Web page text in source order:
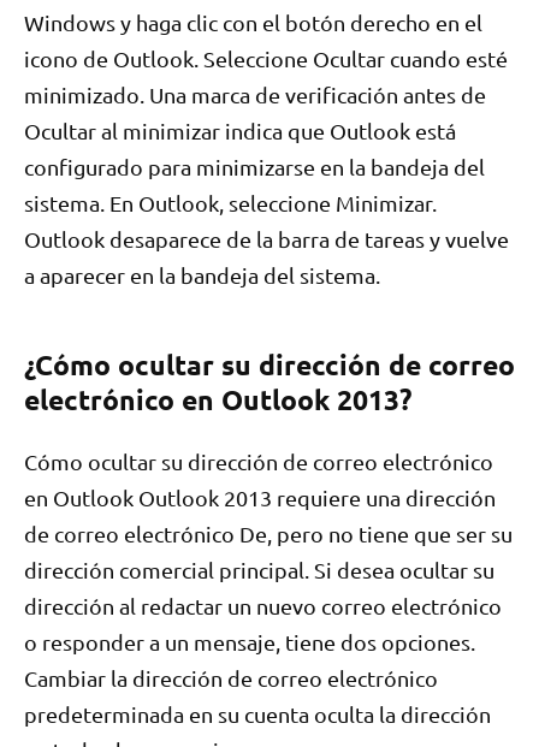
Windows y haga clic con el botón derecho en el
icono de Outlook. Seleccione Ocultar cuando esté
minimizado. Una marca de verificación antes de
Ocultar al minimizar indica que Outlook está
configurado para minimizarse en la bandeja del
sistema. En Outlook, seleccione Minimizar.
Outlook desaparece de la barra de tareas y vuelve
a aparecer en la bandeja del sistema.
¿Cómo ocultar su dirección de correo
electrónico en Outlook 2013?
Cómo ocultar su dirección de correo electrónico
en Outlook Outlook 2013 requiere una dirección
de correo electrónico De, pero no tiene que ser su
dirección comercial principal. Si desea ocultar su
dirección al redactar un nuevo correo electrónico
o responder a un mensaje, tiene dos opciones.
Cambiar la dirección de correo electrónico
predeterminada en su cuenta oculta la dirección